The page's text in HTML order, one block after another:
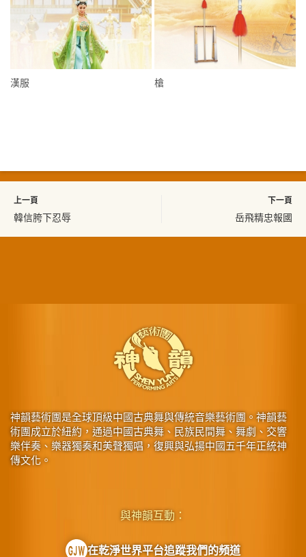
漢服 槍
上一頁
韓信胯下忍辱
下一頁
岳飛精忠報國
神韻藝術團是全球頂級中國古典舞與傳統音樂藝術團。神韻藝
術團成立於紐約，通過中國古典舞、民族民間舞、舞劇、交響
樂伴奏、樂器獨奏和美聲獨唱，復興與弘揚中國五千年正統神
傳文化。
與神韻互動：
在乾淨世界平台追蹤我們的頻道